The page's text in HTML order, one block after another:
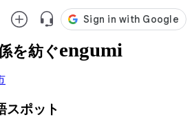
を紡ぐengumi
スポット